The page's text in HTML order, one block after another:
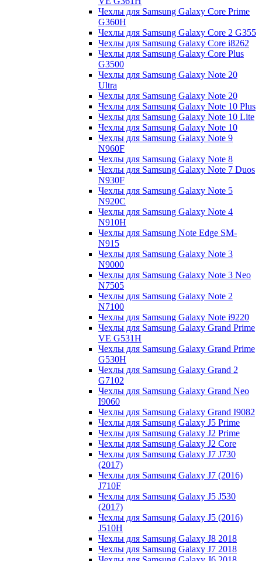
Чехлы для Samsung Galaxy Core Prime
G360H
Чехлы для Samsung Galaxy Core 2 G355
Чехлы для Samsung Galaxy Core i8262
Чехлы для Samsung Galaxy Core Plus
G3500
Чехлы для Samsung Galaxy Note 20
Ultra
Чехлы для Samsung Galaxy Note 20
Чехлы для Samsung Galaxy Note 10 Plus
Чехлы для Samsung Galaxy Note 10 Lite
Чехлы для Samsung Galaxy Note 10
Чехлы для Samsung Galaxy Note 9
N960F
Чехлы для Samsung Galaxy Note 8
Чехлы для Samsung Galaxy Note 7 Duos
N930F
Чехлы для Samsung Galaxy Note 5
N920C
Чехлы для Samsung Galaxy Note 4
N910H
Чехлы для Samsung Note Edge SM-
N915
Чехлы для Samsung Galaxy Note 3
N9000
Чехлы для Samsung Galaxy Note 3 Neo
N7505
Чехлы для Samsung Galaxy Note 2
N7100
Чехлы для Samsung Galaxy Note i9220
Чехлы для Samsung Galaxy Grand Prime
VE G531H
Чехлы для Samsung Galaxy Grand Prime
G530H
Чехлы для Samsung Galaxy Grand 2
G7102
Чехлы для Samsung Galaxy Grand Neo
I9060
Чехлы для Samsung Galaxy Grand I9082
Чехлы для Samsung Galaxy J5 Prime
Чехлы для Samsung Galaxy J2 Prime
Чехлы для Samsung Galaxy J2 Core
Чехлы для Samsung Galaxy J7 J730
(2017)
Чехлы для Samsung Galaxy J7 (2016)
J710F
Чехлы для Samsung Galaxy J5 J530
(2017)
Чехлы для Samsung Galaxy J5 (2016)
J510H
Чехлы для Samsung Galaxy J8 2018
Чехлы для Samsung Galaxy J7 2018